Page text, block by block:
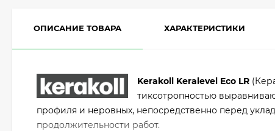
ОПИСАНИЕ ТОВАРА ХАРАКТЕРИСТИКИ
Kerakoll Keralevel Eco LR
тиксотропностью
профиля и неровных, непосредственно перед
продолжительности работ.